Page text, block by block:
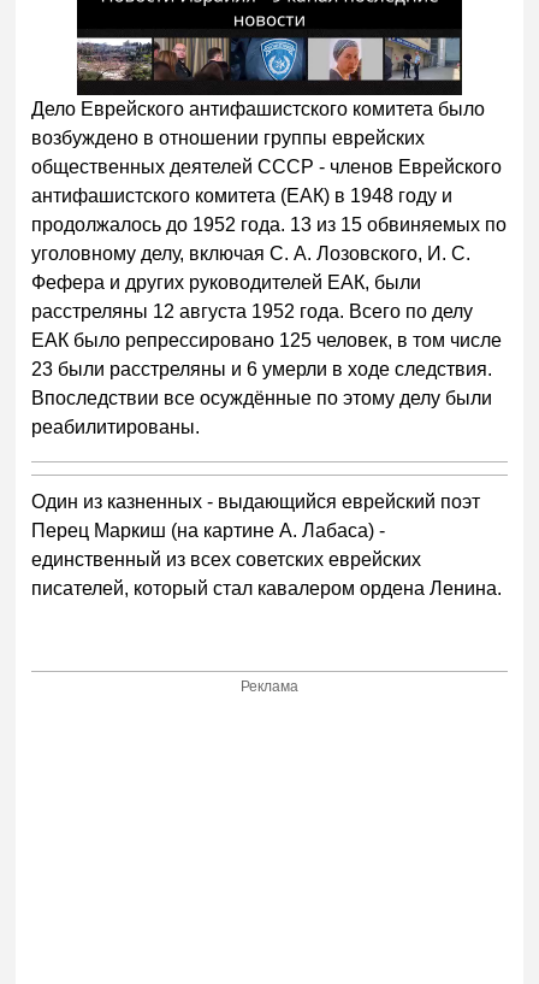
Дело Еврейского антифашистского комитета было
возбуждено в отношении группы еврейских
общественных деятелей СССР - членов Еврейского
антифашистского комитета (ЕАК) в 1948 году и
продолжалось до 1952 года. 13 из 15 обвиняемых по
уголовному делу, включая С. А. Лозовского, И. С.
Фефера и других руководителей ЕАК, были
расстреляны 12 августа 1952 года. Всего по делу
ЕАК было репрессировано 125 человек, в том числе
23 были расстреляны и 6 умерли в ходе следствия.
Впоследствии все осуждённые по этому делу были
реабилитированы.
Один из казненных - выдающийся еврейский поэт
Перец Маркиш (на картине А. Лабаса) -
единственный из всех советских еврейских
писателей, который стал кавалером ордена Ленина.
Реклама